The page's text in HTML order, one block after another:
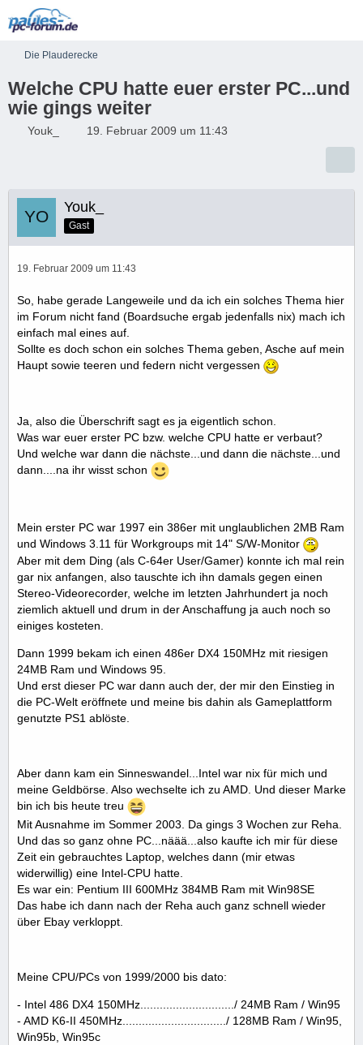
Die Plauderecke
Welche CPU hatte euer erster PC...und
wie gings weiter
Youk_ 19. Februar 2009 um 11:43
Youk_
Gast
19. Februar 2009 um 11:43
So, habe gerade Langeweile und da ich ein solches Thema hier
im Forum nicht fand (Boardsuche ergab jedenfalls nix) mach ich
einfach mal eines auf.
Sollte es doch schon ein solches Thema geben, Asche auf mein
Haupt sowie teeren und federn nicht vergessen
Ja, also die Überschrift sagt es ja eigentlich schon.
Was war euer erster PC bzw. welche CPU hatte er verbaut?
Und welche war dann die nächste...und dann die nächste...und
dann....na ihr wisst schon
Mein erster PC war 1997 ein 386er mit unglaublichen 2MB Ram
und Windows 3.11 für Workgroups mit 14" S/W-Monitor
Aber mit dem Ding (als C-64er User/Gamer) konnte ich mal rein
gar nix anfangen, also tauschte ich ihn damals gegen einen
Stereo-Videorecorder, welche im letzten Jahrhundert ja noch
ziemlich aktuell und drum in der Anschaffung ja auch noch so
einiges kosteten.
Dann 1999 bekam ich einen 486er DX4 150MHz mit riesigen
24MB Ram und Windows 95.
Und erst dieser PC war dann auch der, der mir den Einstieg in
die PC-Welt eröffnete und meine bis dahin als Gameplattform
genutzte PS1 ablöste.
Aber dann kam ein Sinneswandel...Intel war nix für mich und
meine Geldbörse. Also wechselte ich zu AMD. Und dieser Marke
bin ich bis heute treu
Mit Ausnahme im Sommer 2003. Da gings 3 Wochen zur Reha.
Und das so ganz ohne PC...näää...also kaufte ich mir für diese
Zeit ein gebrauchtes Laptop, welches dann (mir etwas
widerwillig) eine Intel-CPU hatte.
Es war ein: Pentium III 600MHz 384MB Ram mit Win98SE
Das habe ich dann nach der Reha auch ganz schnell wieder
über Ebay verkloppt.
Meine CPU/PCs von 1999/2000 bis dato:
- Intel 486 DX4 150MHz............................./ 24MB Ram / Win95
- AMD K6-II 450MHz................................/ 128MB Ram / Win95,
Win95b, Win95c